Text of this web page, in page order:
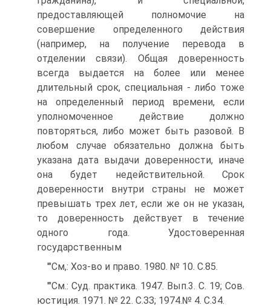
предоставляющей полномочие на
совершение определенного действия
(например, на получение перевода в
отделении связи). Общая доверенность
всегда выдается на более или менее
длительный срок, специальная - либо тоже
на определенный период времени, если
уполномоченное действие должно
повторяться, либо может быть разовой. В
любом случае обязательно должна быть
указана дата выдачи доверенности, иначе
она будет недействительной. Срок
доверенности внутри страны не может
превышать трех лет, если же он не указан,
то доверенность действует в течение
одного года. Удостоверенная
государственным
'"См,: Хоз-во и право. 1980. № 10. С.85.
'"См.: Суд. практика. 1947. Вып.3. С. 19; Сов.
юстиция. 1971. № 22. С.ЗЗ; 1974.№ 4. С.34.